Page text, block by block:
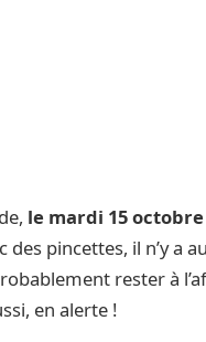
le mardi 15 octobre
pincettes, il n’y a
rester à
en alerte !